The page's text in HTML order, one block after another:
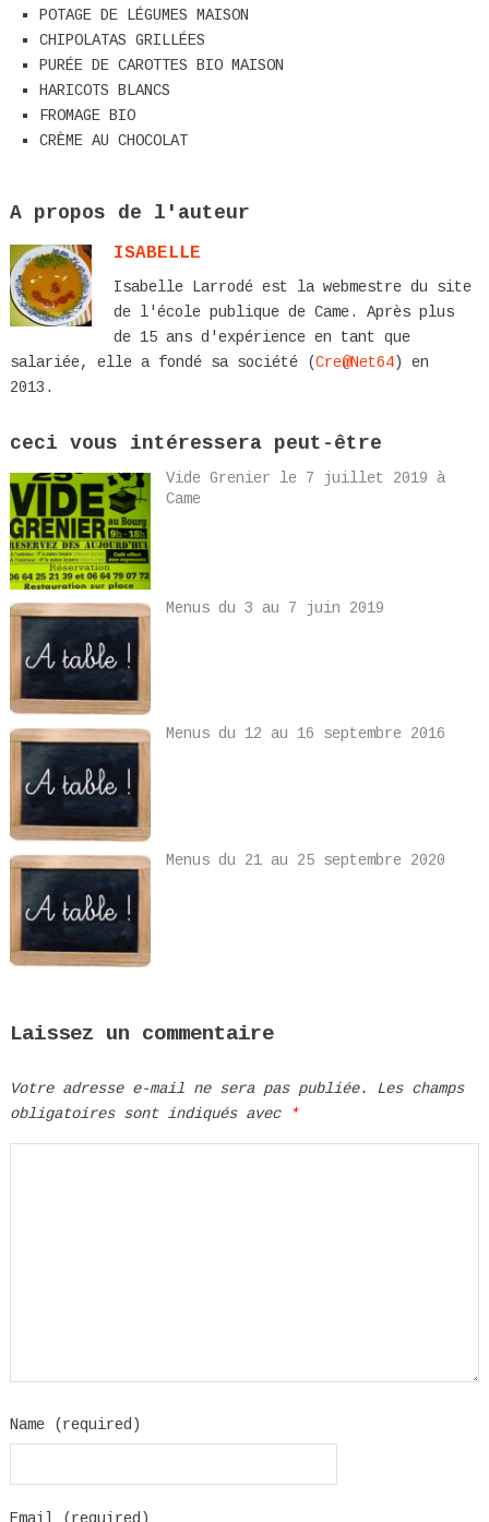
POTAGE DE LÉGUMES MAISON
CHIPOLATAS GRILLÉES
PURÉE DE CAROTTES BIO MAISON
HARICOTS BLANCS
FROMAGE BIO
CRÈME AU CHOCOLAT
A propos de l'auteur
ISABELLE
Isabelle Larrodé est la webmestre du site
de l'école publique de Came. Après plus
de 15 ans d'expérience en tant que
salariée, elle a fondé sa société (Cre@Net64) en
2013.
ceci vous intéressera peut-être
Vide Grenier le 7 juillet 2019 à
Came
Menus du 3 au 7 juin 2019
Menus du 12 au 16 septembre 2016
Menus du 21 au 25 septembre 2020
Laissez un commentaire
Votre adresse e-mail ne sera pas publiée.
Les champs
obligatoires sont indiqués avec
*
Name (required)